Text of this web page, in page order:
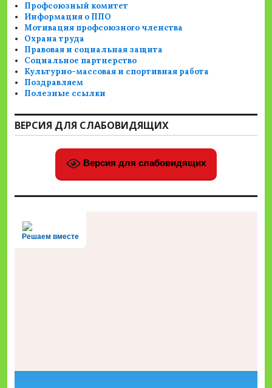
Профсоюзный комитет
Информация о ППО
Мотивация профсоюзного членства
Охрана труда
Правовая и социальная защита
Социальное партнерство
Культурно-массовая и спортивная работа
Поздравляем
Полезные ссылки
ВЕРСИЯ ДЛЯ СЛАБОВИДЯЩИХ
Версия для слабовидящих
Решаем вместе